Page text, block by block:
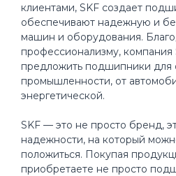
клиентами, SKF создает
обеспечивают надежную и
машин и оборудования.
профессионализму, компания
предложить подшипники для
промышленности, от
энергетической.
SKF — это не просто бренд,
надежности, на который
положиться. Покупая
приобретаете не просто